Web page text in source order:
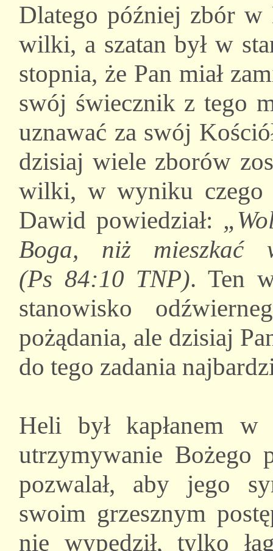
Dlatego później zbór w
wilki, a szatan był w
stopnia, że Pan miał
swój świecznik z tego
uznawać za swój
dzisiaj wiele zborów
wilki, w wyniku czego
Dawid powiedział:
Boga, niż mieszkać
(Ps 84:10 TNP). Ten
stanowisko
pożądania, ale dzisiaj
do tego zadania
Heli był kapłanem w
utrzymywanie
pozwalał, aby jego
swoim grzesznym
nie wypędził, tylko